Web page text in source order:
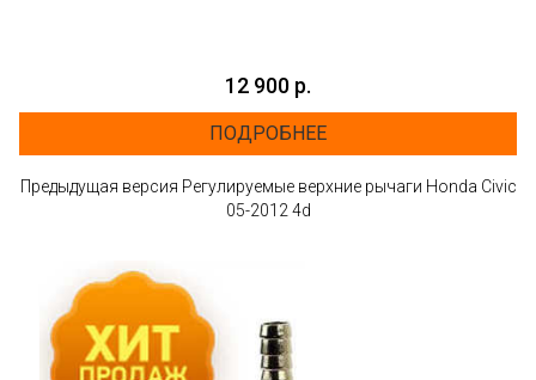
12 900 р.
ПОДРОБНЕЕ
Предыдущая версия Регулируемые верхние рычаги Honda Civic
05-2012 4d